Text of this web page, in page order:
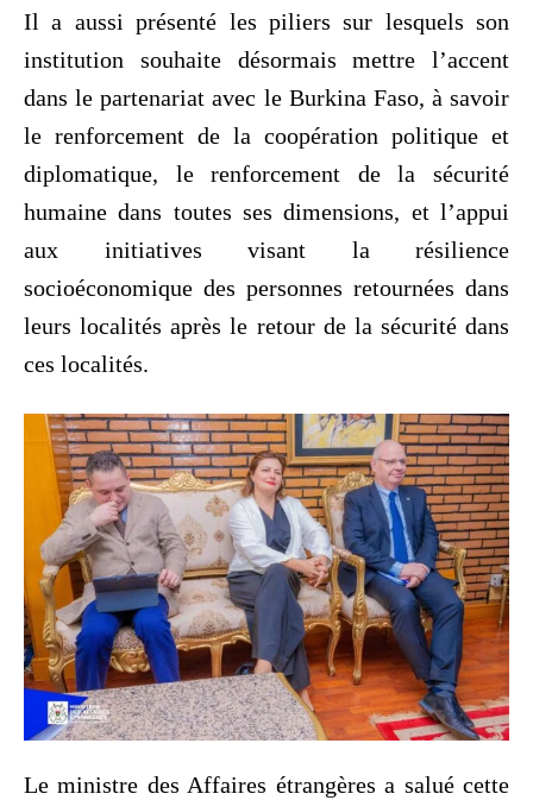
Il a aussi présenté les piliers sur lesquels son
institution souhaite désormais mettre l’accent
dans le partenariat avec le Burkina Faso, à savoir
le renforcement de la coopération politique et
diplomatique, le renforcement de la sécurité
humaine dans toutes ses dimensions, et l’appui
aux initiatives visant la résilience
socioéconomique des personnes retournées dans
leurs localités après le retour de la sécurité dans
ces localités.
Le ministre des Affaires étrangères a salué cette